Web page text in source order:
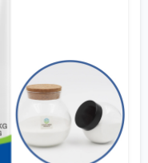
свойств. Это
параметр,
химика
в
которые
за годы работы: